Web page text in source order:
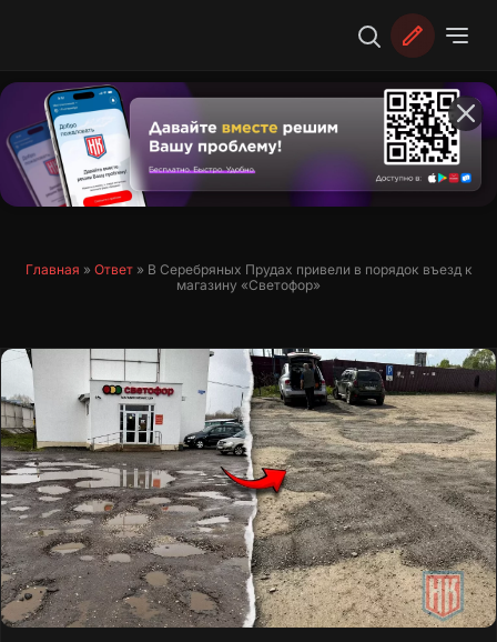
Главная » Ответ» В Серебряных Прудах привели в порядок въезд к
магазину «Светофор»